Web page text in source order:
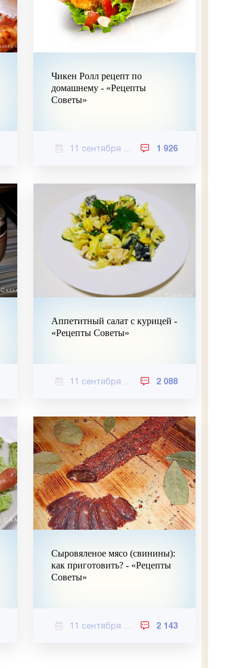
Чикен Ролл рецепт по
домашнему - «Рецепты
Советы»
11 сентября 2020 1 926
Аппетитный салат с курицей -
«Рецепты Советы»
11 сентября 2020 2 088
Сыровяленое мясо (свинины):
как приготовить? - «Рецепты
Советы»
11 сентября 2020 2 143